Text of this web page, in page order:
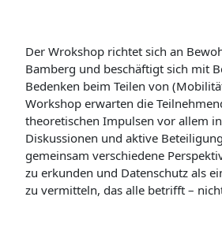
Der Wrokshop richtet sich an
Bamberg und beschäftigt sich mit
Bedenken beim Teilen von
Workshop erwarten die
theoretischen Impulsen vor allem
Diskussionen und aktive
gemeinsam verschiedene
zu erkunden und Datenschutz als
zu vermitteln, das alle betrifft –